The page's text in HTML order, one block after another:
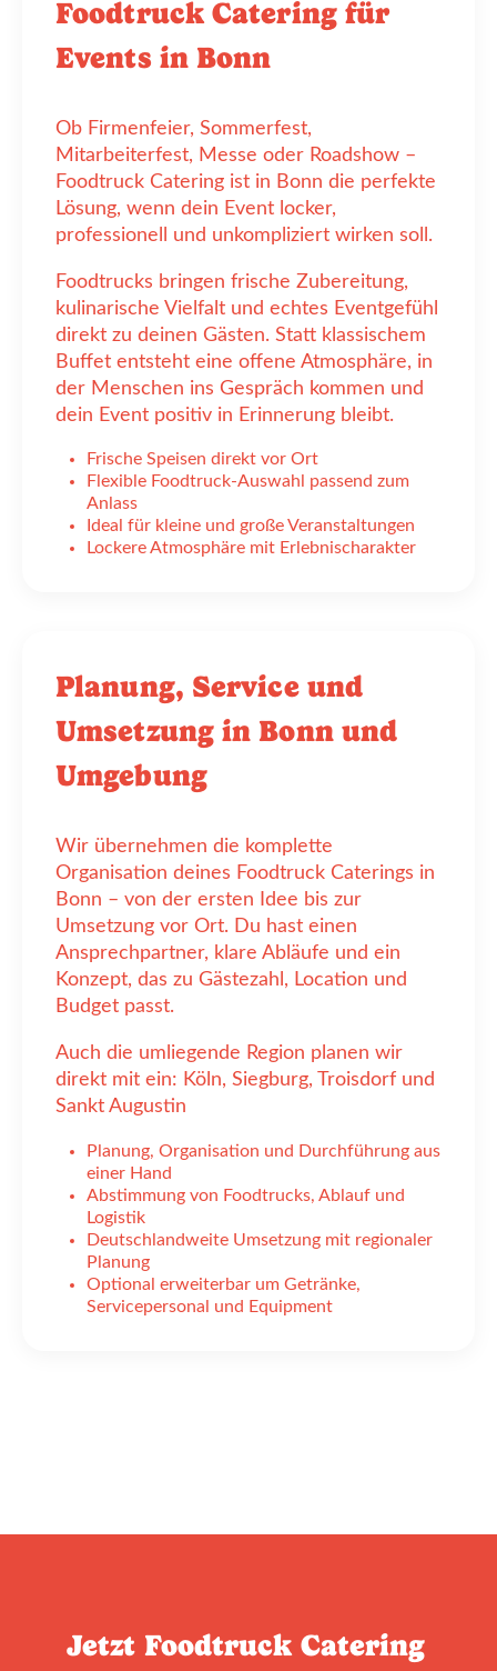
Foodtruck Catering für
Events in Bonn
Ob Firmenfeier, Sommerfest,
Mitarbeiterfest, Messe oder Roadshow –
Foodtruck Catering ist in Bonn die perfekte
Lösung, wenn dein Event locker,
professionell und unkompliziert wirken soll.
Foodtrucks bringen frische Zubereitung,
kulinarische Vielfalt und echtes Eventgefühl
direkt zu deinen Gästen. Statt klassischem
Buffet entsteht eine offene Atmosphäre, in
der Menschen ins Gespräch kommen und
dein Event positiv in Erinnerung bleibt.
Frische Speisen direkt vor Ort
Flexible Foodtruck-Auswahl passend zum
Anlass
Ideal für kleine und große Veranstaltungen
Lockere Atmosphäre mit Erlebnischarakter
Planung, Service und
Umsetzung in Bonn und
Umgebung
Wir übernehmen die komplette
Organisation deines Foodtruck Caterings in
Bonn – von der ersten Idee bis zur
Umsetzung vor Ort. Du hast einen
Ansprechpartner, klare Abläufe und ein
Konzept, das zu Gästezahl, Location und
Budget passt.
Auch die umliegende Region planen wir
direkt mit ein: Köln, Siegburg, Troisdorf und
Sankt Augustin
Planung, Organisation und Durchführung aus
einer Hand
Abstimmung von Foodtrucks, Ablauf und
Logistik
Deutschlandweite Umsetzung mit regionaler
Planung
Optional erweiterbar um Getränke,
Servicepersonal und Equipment
Jetzt Foodtruck Catering